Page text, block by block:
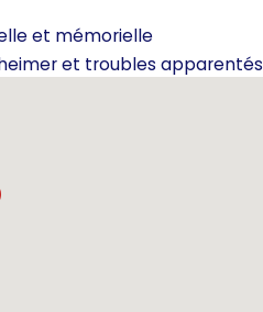
et mémorielle
et troubles apparentés